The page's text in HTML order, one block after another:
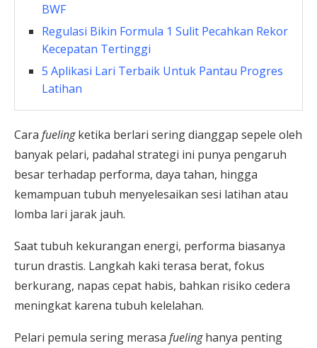
BWF
Regulasi Bikin Formula 1 Sulit Pecahkan Rekor
Kecepatan Tertinggi
5 Aplikasi Lari Terbaik Untuk Pantau Progres
Latihan
Cara fuelingketika berlari sering dianggap sepele oleh
banyak pelari, padahal strategi ini punya pengaruh
besar terhadap performa, daya tahan, hingga
kemampuan tubuh menyelesaikan sesi latihan atau
lomba lari jarak jauh.
Saat tubuh kekurangan energi, performa biasanya
turun drastis. Langkah kaki terasa berat, fokus
berkurang, napas cepat habis, bahkan risiko cedera
meningkat karena tubuh kelelahan.
Pelari pemula sering merasa fuelinghanya penting